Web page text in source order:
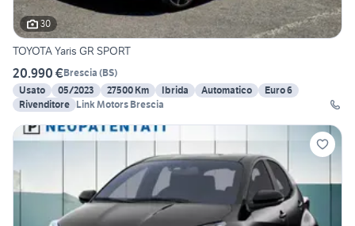
30
TOYOTA Yaris GR SPORT
20.990 €Brescia (BS)
Usato
05/2023 27500 Km Ibrida Automatico
Euro 6
Rivenditore Link Motors Brescia